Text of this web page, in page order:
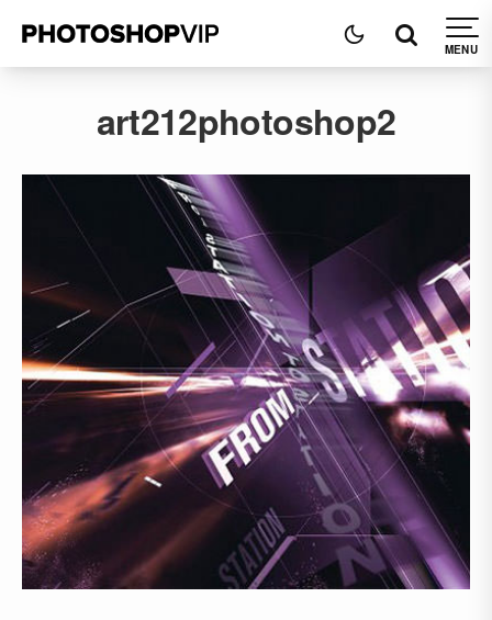
art212photoshop2